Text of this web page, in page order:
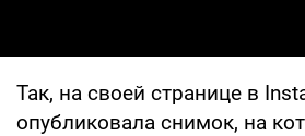
Так, на своей странице в
опубликовала снимок, на